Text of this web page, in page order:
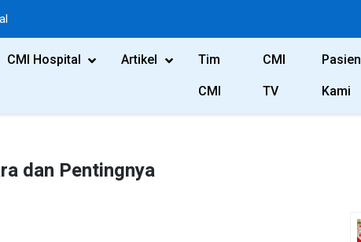
CMI Hospital Artikel Tim
CMI
CMI
TV
Pasien
Kami
dan Pentingnya